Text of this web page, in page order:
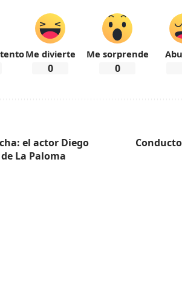
Me divierte
0
Me sorprende
0
el actor Diego
La Paloma